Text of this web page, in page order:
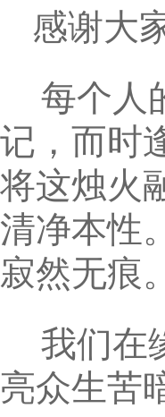
感谢大
每个人
记，而时
将这烛火
清净本性
寂然无痕。
我们在
亮众生苦